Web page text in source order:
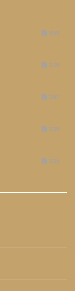
658
276
267
236
235